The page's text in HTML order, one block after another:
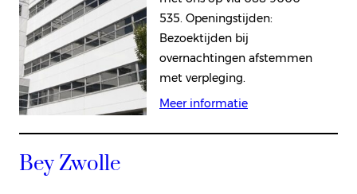
535. Openingstijden:
Bezoektijden bij
overnachtingen afstemmen
met verpleging.
Meer informatie
Bey Zwolle